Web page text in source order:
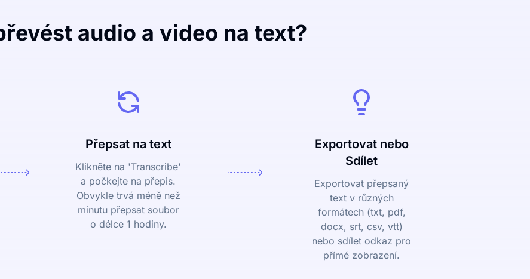
audio a video na text?
Přepsat na text
Klikněte na 'Transcribe'
a počkejte na přepis.
Obvykle trvá méně než
minutu přepsat soubor
o délce 1 hodiny.
Exportovat nebo
Sdílet
Exportovat přepsaný
text v různých
formátech (txt, pdf,
docx, srt, csv, vtt)
nebo sdílet odkaz pro
přímé zobrazení.